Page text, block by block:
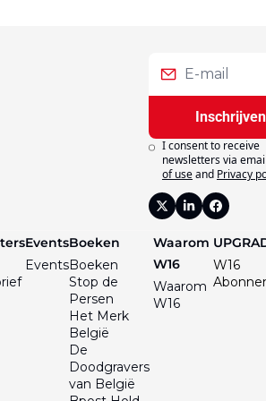
Inschrijven
I consent to receive
newsletters via
of useand Privacy
Events
Events
Boeken
Boeken
Stop de
Persen
Het Merk
België
De
Doodgravers
van België
Waarom
W16
Waarom
W16
W16